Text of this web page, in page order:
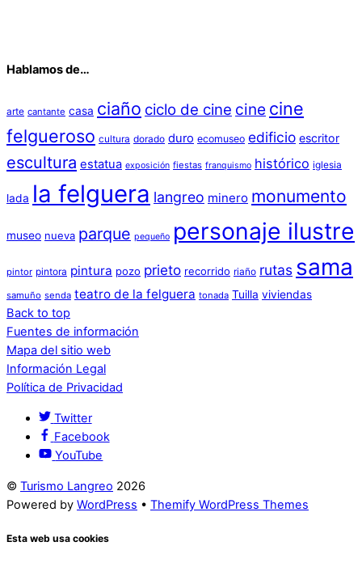
Hablamos de…
arte cantante casa ciaño ciclo de cine cine cine
felgueroso cultura dorado duro ecomuseo edificio escritor
escultura estatua exposición fiestas franquismo histórico iglesia
lada la felguera langreo minero monumento
museo nueva parque pequeño personaje ilustre
pintor pintora pintura pozo prieto recorrido riaño rutas sama
samuño senda teatro de la felguera tonada Tuilla viviendas
Back to top
Fuentes de información
Mapa del sitio web
Información Legal
Política de Privacidad
Twitter
Facebook
YouTube
© Turismo Langreo 2026
Powered by WordPress • Themify WordPress Themes
Esta web usa cookies